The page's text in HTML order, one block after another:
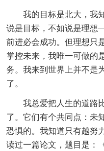
我的目标是北大，我知
说是目标，不如说是理
前进必会成功。但理想只
掌控未来，我唯一可做的
务。我来到世界上并不是
了。
我总爱把人生的道路比
了。它们有个共同点：未
恐惧的。我知道只有越努
读过一篇论文，题目是：